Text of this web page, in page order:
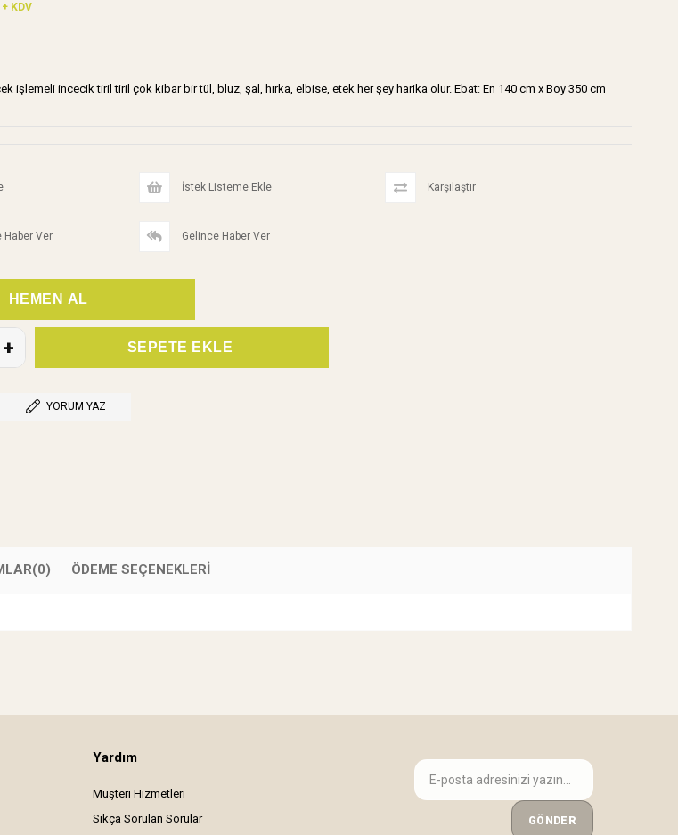
+ KDV
işlemeli incecik tiril tiril çok kibar bir tül, bluz, şal, hırka, elbise, etek her şey harika olur. Ebat: En 140 cm x Boy 350 cm
İstek Listeme Ekle Karşılaştır
Haber Ver Gelince Haber Ver
YORUM YAZ
(0) ÖDEME SEÇENEKLERI
Yardım
Müşteri Hizmetleri
Sıkça Sorulan Sorular
GÖNDER